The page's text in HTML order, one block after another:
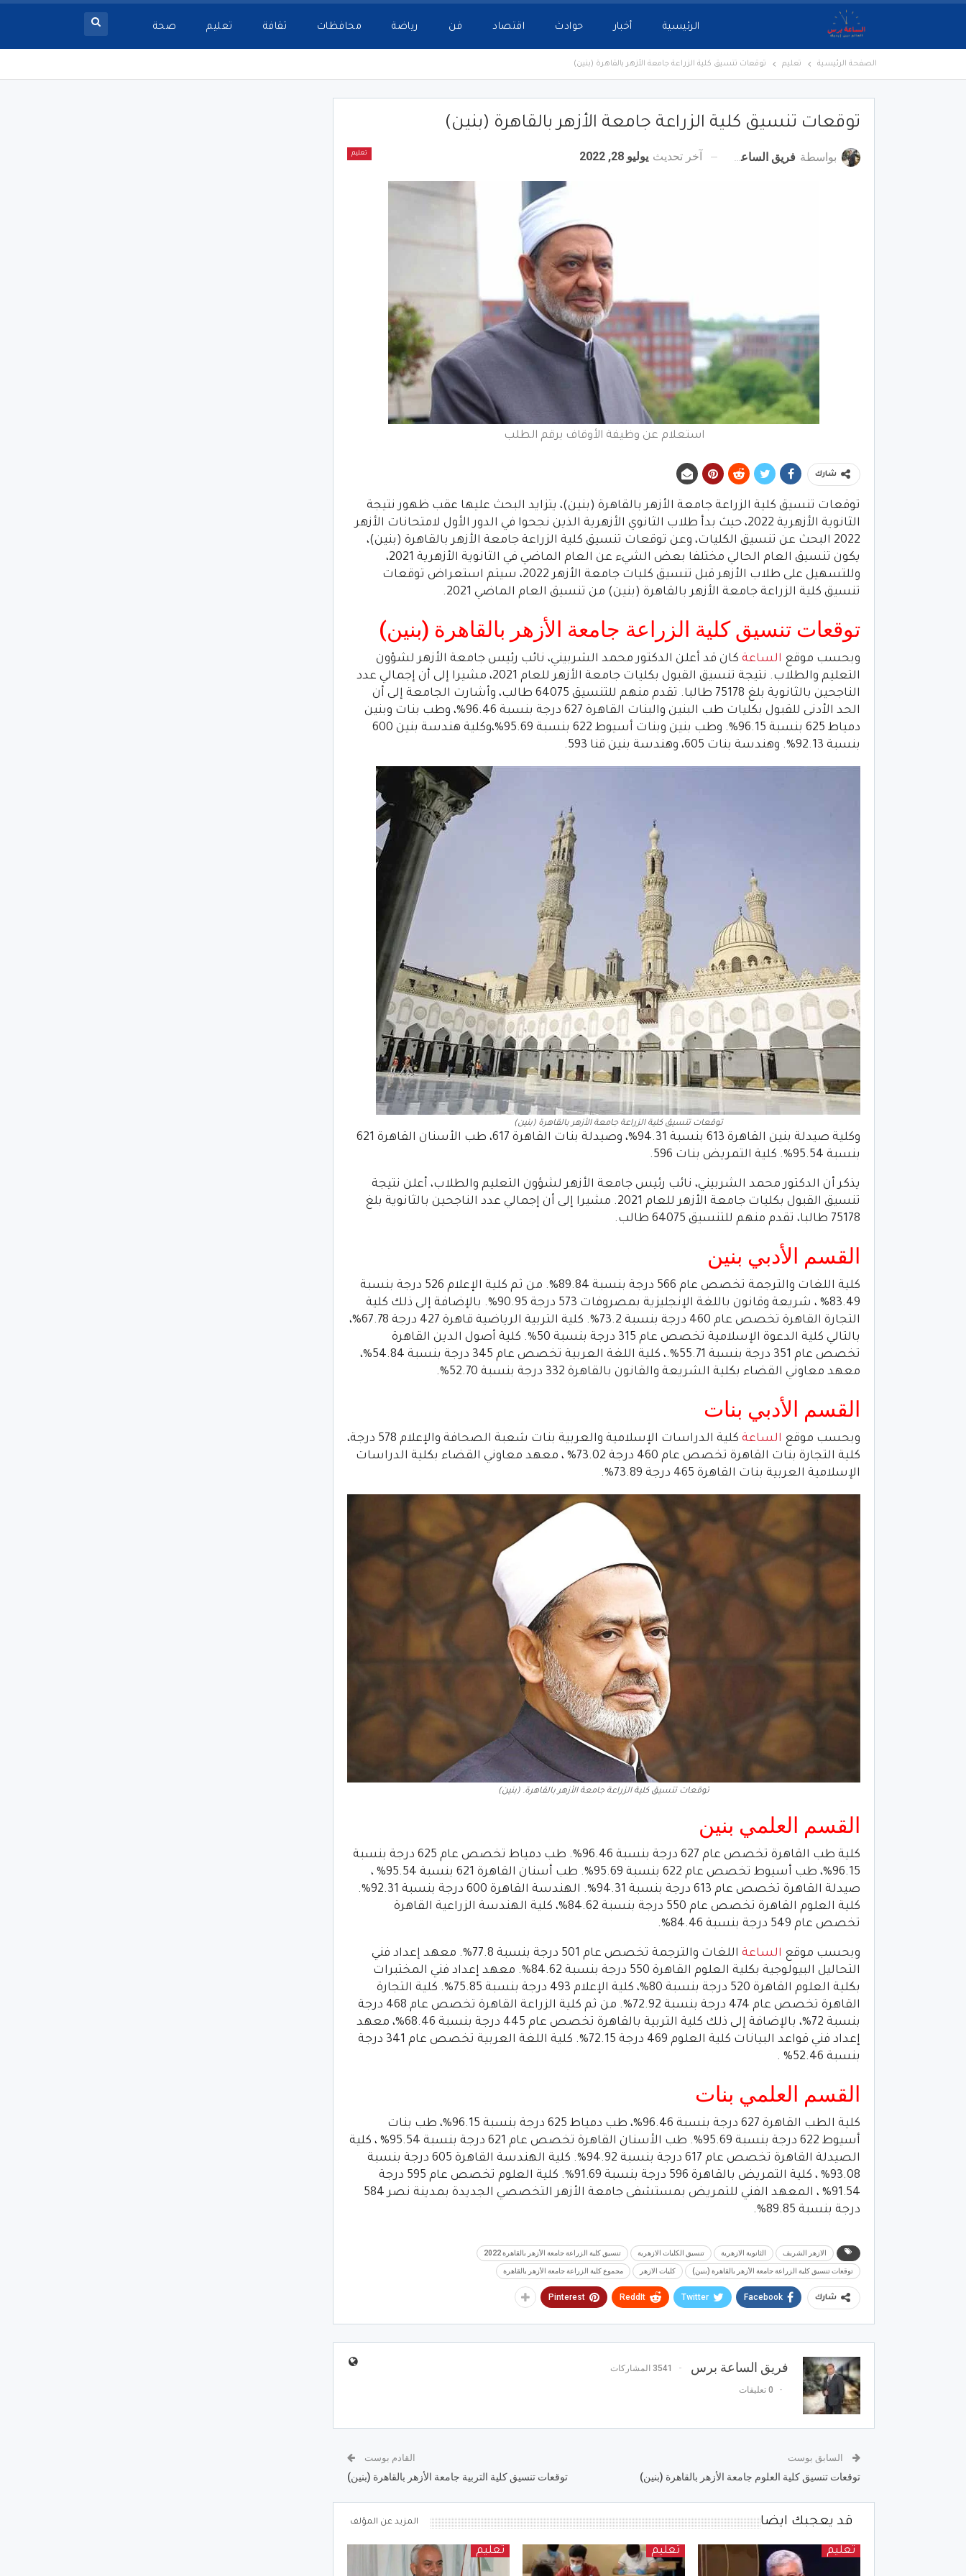
الرئيسية أخبار حوادث اقتصاد فن رياضة محافظات ثقافة تعليم صحة
الصفحة الرئيسية تعليم توقعات تنسيق كلية الزراعة جامعة الأزهر بالقاهرة (بنين)
توقعات تنسيق كلية الزراعة جامعة الأزهر بالقاهرة (بنين)
تعليم بواسطة فريق الساعة برس آخر تحديث يوليو 28, 2022
استعلام عن وظيفة الأوقاف برقم الطلب
شارك
توقعات تنسيق كلية الزراعة جامعة الأزهر بالقاهرة (بنين)، يتزايد البحث عليها عقب ظهور نتيجة
الثانوية الأزهرية 2022، حيث بدأ طلاب الثانوي الأزهرية الذين نجحوا في الدور الأول لامتحانات الأزهر
2022 البحث عن تنسيق الكليات، وعن توقعات تنسيق كلية الزراعة جامعة الأزهر بالقاهرة (بنين)،
يكون تنسيق العام الحالي مختلفا بعض الشيء عن العام الماضي في الثانوية الأزهرية 2021،
وللتسهيل على طلاب الأزهر قبل تنسيق كليات جامعة الأزهر 2022، سيتم استعراض توقعات
تنسيق كلية الزراعة جامعة الأزهر بالقاهرة (بنين) من تنسيق العام الماضي 2021.
توقعات تنسيق كلية الزراعة جامعة الأزهر بالقاهرة (بنين)
وبحسب موقع الساعة كان قد أعلن الدكتور محمد الشربيني، نائب رئيس جامعة الأزهر لشؤون
التعليم والطلاب. نتيجة تنسيق القبول بكليات جامعة الأزهر للعام 2021، مشيرا إلى أن إجمالي عدد
الناجحين بالثانوية بلغ 75178 طالبا. تقدم منهم للتنسيق 64075 طالب، وأشارت الجامعة إلى أن
الحد الأدنى للقبول بكليات طب البنين والبنات القاهرة 627 درجة بنسبة 96.46%، وطب بنات وبنين
دمياط 625 بنسبة 96.15%. وطب بنين وبنات أسيوط 622 بنسبة 95.69%،وكلية هندسة بنين 600
بنسبة 92.13%. وهندسة بنات 605، وهندسة بنين قنا 593.
توقعات تنسيق كلية الزراعة جامعة الأزهر بالقاهرة (بنين)
وكلية صيدلة بنين القاهرة 613 بنسبة 94.31%، وصيدلة بنات القاهرة 617، طب الأسنان القاهرة 621
بنسبة 95.54%. كلية التمريض بنات 596.
يذكر أن الدكتور محمد الشربيني، نائب رئيس جامعة الأزهر لشؤون التعليم والطلاب، أعلن نتيجة
تنسيق القبول بكليات جامعة الأزهر للعام 2021. مشيرا إلى أن إجمالي عدد الناجحين بالثانوية بلغ
75178 طالبا، تقدم منهم للتنسيق 64075 طالب.
القسم الأدبي بنين
كلية اللغات والترجمة تخصص عام 566 درجة بنسبة 89.84%. من ثم كلية الإعلام 526 درجة بنسبة
83.49% ، شريعة وقانون باللغة الإنجليزية بمصروفات 573 درجة 90.95%. بالإضافة إلى ذلك كلية
التجارة القاهرة تخصص عام 460 درجة بنسبة 73.2%. كلية التربية الرياضية قاهرة 427 درجة 67.78%،
بالتالي كلية الدعوة الإسلامية تخصص عام 315 درجة بنسبة 50%. كلية أصول الدين القاهرة
تخصص عام 351 درجة بنسبة 55.71%.، كلية اللغة العربية تخصص عام 345 درجة بنسبة 54.84%،
معهد معاوني القضاء بكلية الشريعة والقانون بالقاهرة 332 درجة بنسبة 52.70%.
القسم الأدبي بنات
وبحسب موقع الساعة
كلية الدراسات الإسلامية والعربية بنات شعبة الصحافة والإعلام 578 درجة،
كلية التجارة بنات القاهرة تخصص عام 460 درجة 73.02% ، معهد معاوني القضاء بكلية الدراسات
الإسلامية العربية بنات القاهرة 465 درجة 73.89%.
توقعات تنسيق كلية الزراعة جامعة الأزهر بالقاهرة. (بنين)
القسم العلمي بنين
كلية طب القاهرة تخصص عام 627 درجة بنسبة 96.46%. طب دمياط تخصص عام 625 درجة بنسبة
96.15%، طب أسيوط تخصص عام 622 بنسبة 95.69%. طب أسنان القاهرة 621 بنسبة 95.54% ،
صيدلة القاهرة تخصص عام 613 درجة بنسبة 94.31%. الهندسة القاهرة 600 درجة بنسبة 92.31%.
كلية العلوم القاهرة تخصص عام 550 درجة بنسبة 84.62%، كلية الهندسة الزراعية القاهرة
تخصص عام 549 درجة بنسبة 84.46%.
وبحسب موقع الساعة
اللغات والترجمة تخصص عام 501 درجة بنسبة 77.8%. معهد إعداد فني
التحاليل البيولوجية بكلية العلوم القاهرة 550 درجة بنسبة 84.62%. معهد إعداد فني المختبرات
بكلية العلوم القاهرة 520 درجة بنسبة 80%، كلية الإعلام 493 درجة بنسبة 75.85%. كلية التجارة
القاهرة تخصص عام 474 درجة بنسبة 72.92%. من ثم كلية الزراعة القاهرة تخصص عام 468 درجة
بنسبة 72%، بالإضافة إلى ذلك كلية التربية بالقاهرة تخصص عام 445 درجة بنسبة 68.46%، معهد
إعداد فني قواعد البيانات كلية العلوم 469 درجة 72.15%. كلية اللغة العربية تخصص عام 341 درجة
بنسبة 52.46% .
القسم العلمي بنات
كلية الطب القاهرة 627 درجة بنسبة 96.46%، طب دمياط 625 درجة بنسبة 96.15%، طب بنات
أسيوط 622 درجة بنسبة 95.69%. طب الأسنان القاهرة تخصص عام 621 درجة بنسبة 95.54% ، كلية
الصيدلة القاهرة تخصص عام 617 درجة بنسبة 94.92%. كلية الهندسة القاهرة 605 درجة بنسبة
93.08% ، كلية التمريض بالقاهرة 596 درجة بنسبة 91.69%. كلية العلوم تخصص عام 595 درجة
91.54% ، المعهد الفني للتمريض بمستشفى جامعة الأزهر التخصصي الجديدة بمدينة نصر 584
درجة بنسبة 89.85%.
الازهر الشريف الثانوية الازهرية تنسيق الكليات الازهرية تنسيق كلية الزراعة جامعة الأزهر بالقاهرة 2022
توقعات تنسيق كلية الزراعة جامعة الأزهر بالقاهرة (بنين) كليات الازهر مجموع كلية الزراعة جامعة الأزهر بالقاهرة
شارك Facebook
Twitter
ReddIt
Pinterest
فريق الساعة برس 3541 المشاركات
0 تعليقات
السابق بوست
توقعات تنسيق كلية العلوم جامعة الأزهر بالقاهرة (بنين)
القادم بوست
توقعات تنسيق كلية التربية جامعة الأزهر بالقاهرة (بنين)
قد يعجبك ايضا المزيد عن المؤلف
تعليم تعليم تعليم